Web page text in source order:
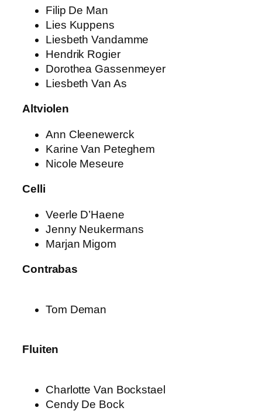
Filip De Man
Lies Kuppens
Liesbeth Vandamme
Hendrik Rogier
Dorothea Gassenmeyer
Liesbeth Van As
Altviolen
Ann Cleenewerck
Karine Van Peteghem
Nicole Meseure
Celli
Veerle D’Haene
Jenny Neukermans
Marjan Migom
Contrabas
Tom Deman
Fluiten
Charlotte Van Bockstael
Cendy De Bock